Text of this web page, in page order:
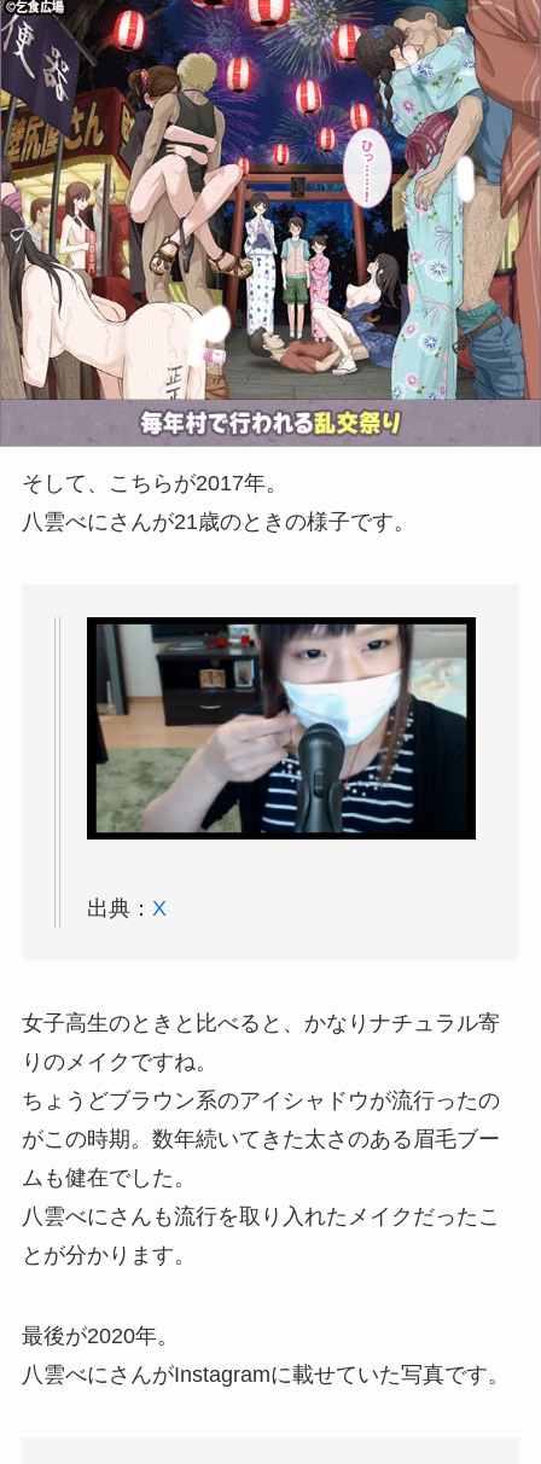
そして、こちらが2017年。
八雲べにさんが21歳のときの様子です。
出典： X
女子高生のときと比べると、かなりナチュラル寄
りのメイクですね。
ちょうどブラウン系のアイシャドウが流行ったの
がこの時期。数年続いてきた太さのある眉毛ブー
ムも健在でした。
八雲べにさんも流行を取り入れたメイクだったこ
とが分かります。
最後が2020年。
八雲べにさんがInstagramに載せていた写真です。